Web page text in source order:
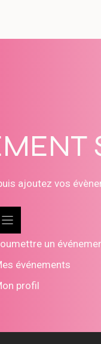
ajoutez vos
un
événements
profil